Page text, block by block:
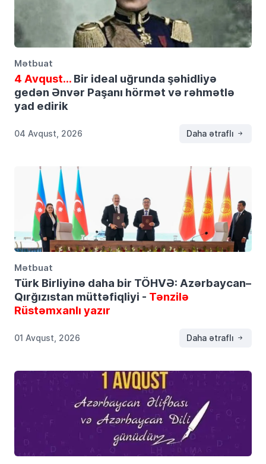
Mətbuat
4 Avqust…Bir ideal uğrunda şəhidliyə
gedən Ənvər Paşanı hörmət və rəhmətlə
yad edirik
04 Avqust, 2026 Daha ətraflı
Mətbuat
Türk Birliyinə daha bir TÖHVƏ: Azərbaycan–
Qırğızıstan müttəfiqliyi - Tənzilə
Rüstəmxanlı yazır
01 Avqust, 2026 Daha ətraflı